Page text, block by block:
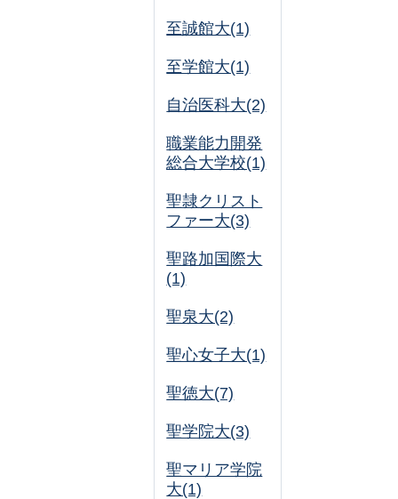
至誠館大(1)
至学館大(1)
自治医科大(2)
職業能力開発
総合大学校(1)
聖隷クリスト
ファー大(3)
聖路加国際大
(1)
聖泉大(2)
聖心女子大(1)
聖徳大(7)
聖学院大(3)
聖マリア学院
大(1)